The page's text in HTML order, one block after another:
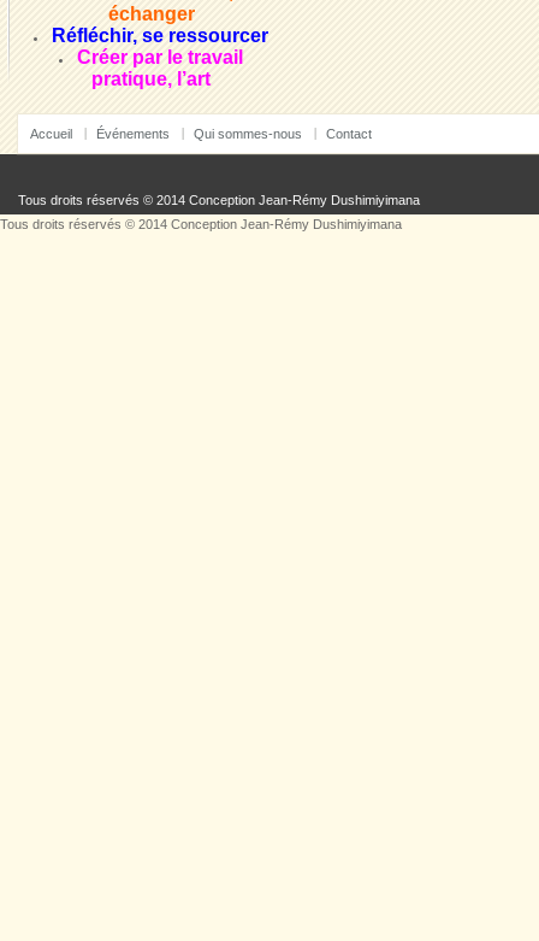
échanger
Réfléchir, se ressourcer
Créer par le travail
pratique, l’art
Accueil Événements Qui sommes-nous Contact
Tous droits réservés © 2014 Conception Jean-Rémy Dushimiyimana
Tous droits réservés © 2014 Conception Jean-Rémy Dushimiyimana